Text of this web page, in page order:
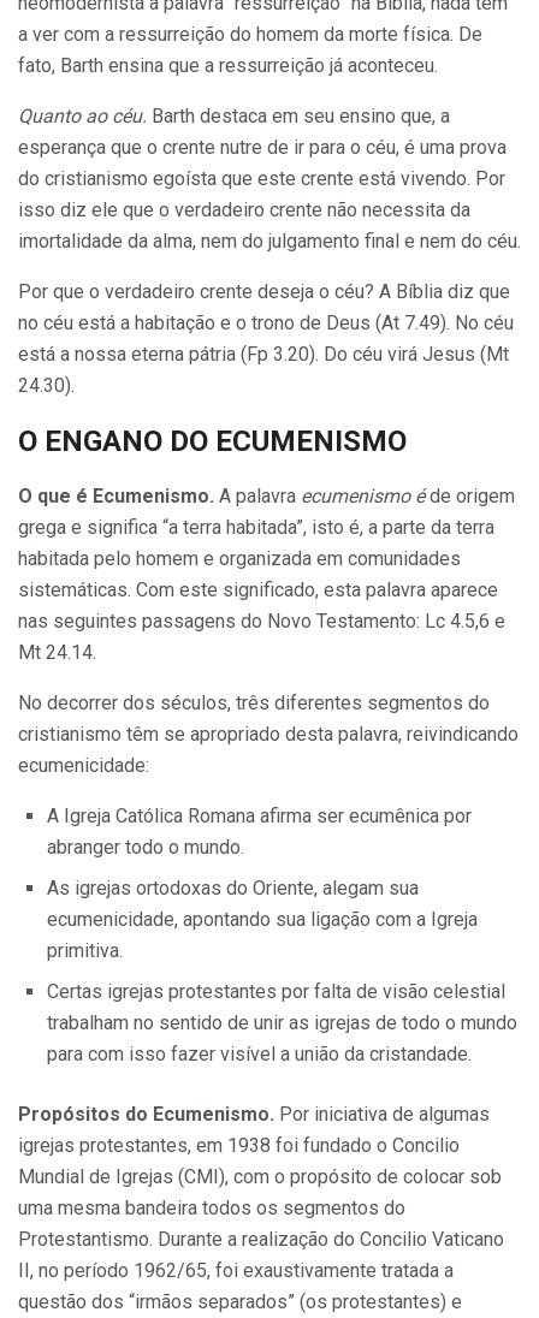
a ver com a res­surreição do homem da morte física. De
fato, Barth ensina que a ressur­reição já aconteceu.
Quanto ao céu. Barth destaca em seu ensino que, a
esperança que o crente nutre de ir para o céu, é uma prova
do cristianismo egoísta que este crente está vivendo. Por
isso diz ele que o verdadeiro crente não necessita da
imortalidade da al­ma, nem do julgamento final e nem do céu.
Por que o verdadeiro crente de­seja o céu? A Bíblia diz que
no céu está a habitação e o trono de Deus (At 7.49). No céu
está a nossa eter­na pátria (Fp 3.20). Do céu virá Je­sus (Mt
24.30).
O ENGANO DO ECUMENIS­MO
O que é Ecumenismo. A pa­lavra ecumenismo éde origem
grega e significa “a terra habitada”, isto é, a parte da terra
habitada pelo ho­mem e organizada em comunidades
sistemáticas. Com este significado, esta palavra aparece
nas seguintes passagens do Novo Testamento: Lc 4.5,6 e
Mt 24.14.
No decorrer dos séculos, três di­ferentes segmentos do
cristianismo têm se apropriado desta palavra, reivindicando
ecumenicidade:
A Igreja Católica Romana afir­ma ser ecumênica por
abranger todo o mundo.
As igrejas ortodoxas do Orien­te, alegam sua
ecumenicidade, apontando sua ligação com a Igreja
primitiva.
Certas igrejas protestantes por falta de visão celestial
trabalham no sentido de unir as igrejas de todo o mundo
para com isso fazer visível a união da cristandade.
Propósitos do Ecumenismo. Por iniciativa de algumas
igrejas protestantes, em 1938 foi fundado o Concilio
Mundial de Igrejas (CMI), com o propósito de colocar sob
uma mesma bandeira todos os segmentos do
Protestantismo. Durante a reali­zação do Concilio Vaticano
II, no período 1962/65, foi exaustivamente tratada a
questão dos “irmãos sepa­rados” (os protestantes) e